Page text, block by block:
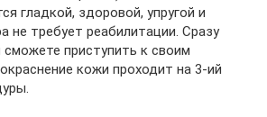
гладкой, здоровой, упругой и
не требует реабилитации. Сразу
сможете приступить к своим
кожи проходит на 3-ий